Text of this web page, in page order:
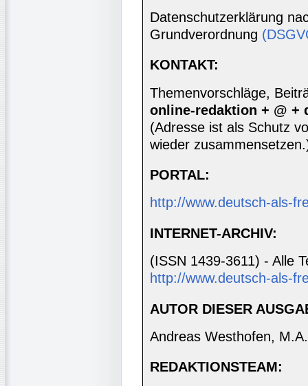
Datenschutzerklärung
Grundverordnung
KONTAKT:
Themenvorschläge,
online-redaktion + @ +
(Adresse ist als Schutz
wieder
PORTAL:
http://www.deutsch-als-
INTERNET-ARCHIV:
(ISSN 1439-3611) - Alle
http://www.deutsch-als-
AUTOR DIESER
Andreas Westhofen, M.A.
REDAKTIONSTEAM: